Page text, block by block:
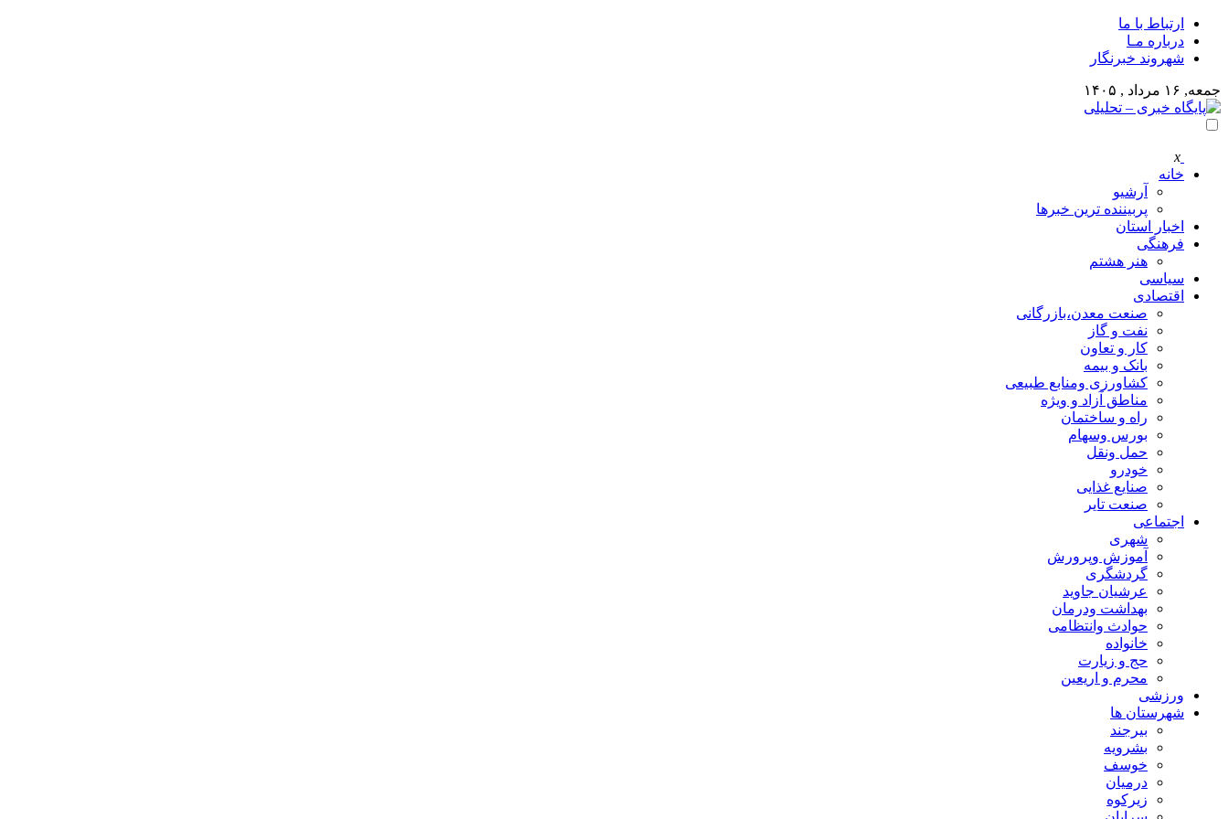
ارتباط با ما
درباره مـا
شهروند خبرنگار
جمعه, ۱۶ مرداد , ۱۴۰۵
x
خانه
آرشیو
پربیننده ترین خبرها
اخبار استان
فرهنگی
هنر هشتم
سیاسی
اقتصادی
صنعت معدن،بازرگانی
نفت و گاز
کار و تعاون
بانک و بیمه
کشاورزی ومنابع طبیعی
مناطق آزاد و ویژه
راه و ساختمان
بورس وسهام
حمل ونقل
خودرو
صنایع غذایی
صنعت تایر
اجتماعی
شهری
آموزش وپرورش
گردشگری
عرشیان جاوید
بهداشت ودرمان
حوادث وانتظامی
خانواده
حج و زیارت
محرم و اریعین
ورزشی
شهرستان ها
بیرجند
بشرویه
خوسف
درمیان
زیرکوه